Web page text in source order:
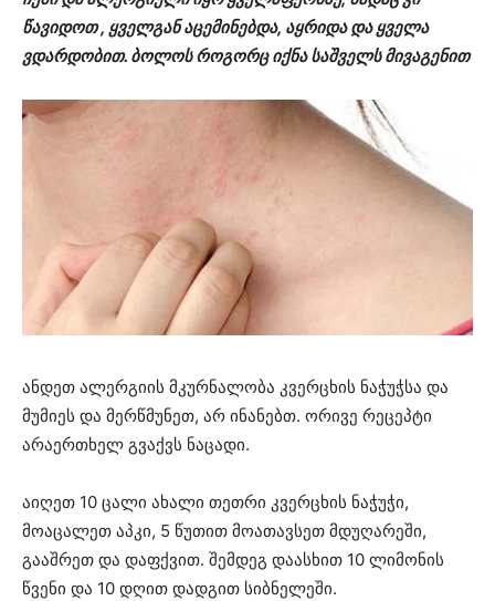
წავიდოთ , ყველგან აცემინებდა, აყრიდა და ყველა
ვდარდობით. ბოლოს როგორც იქნა საშველს მივაგენით
ანდეთ ალერგიის მკურნალობა კვერცხის ნაჭუჭსა და
მუმიეს და მერწმუნეთ, არ ინანებთ. ორივე რეცეპტი
არაერთხელ გვაქვს ნაცადი.
აიღეთ 10 ცალი ახალი თეთრი კვერცხის ნაჭუჭი,
მოაცალეთ აპკი, 5 წუთით მოათავსეთ მდუღარეში,
გააშრეთ და დაფქვით. შემდეგ დაასხით 10 ლიმონის
წვენი და 10 დღით დადგით სიბნელეში.